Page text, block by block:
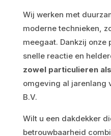
Wij werken met
moderne technieken,
meegaat. Dankzij onze
snelle reactie en
zowel particulieren
omgeving al jarenlang
B.V.
Wilt u een dakdekker
betrouwbaarheid